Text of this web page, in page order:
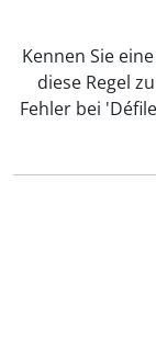
Kennen Sie
diese Regel
Fehler bei